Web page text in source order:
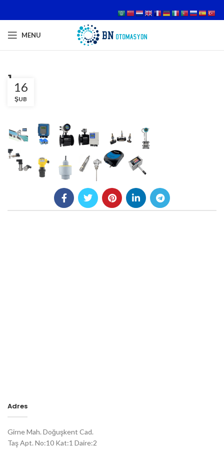
MENU
1 16
ŞUB
Adres
Girne Mah. Doğuşkent Cad.
Taş Apt. No:10 Kat:1 Daire:2